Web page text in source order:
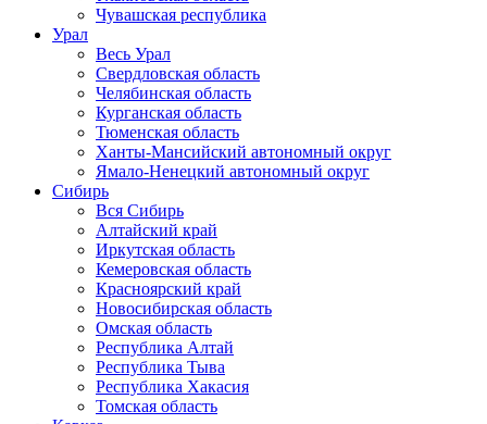
Чувашская республика
Урал
Весь Урал
Свердловская область
Челябинская область
Курганская область
Тюменская область
Ханты-Мансийский автономный округ
Ямало-Ненецкий автономный округ
Сибирь
Вся Сибирь
Алтайский край
Иркутская область
Кемеровская область
Красноярский край
Новосибирская область
Омская область
Республика Алтай
Республика Тыва
Республика Хакасия
Томская область